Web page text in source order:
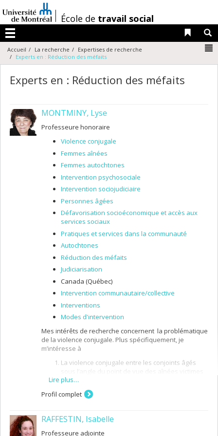
au
contenu
/École de travail social
Menu
Liens
Accueil La recherche
Expertises de recherche
Experts en : Réduction des méfaits
Experts en : Réduction des méfaits
MONTMINY, Lyse
Professeure honoraire
Violence conjugale
Femmes aînées
Femmes autochtones
Intervention psychosociale
Intervention sociojudiciaire
Personnes âgées
Défavorisation socioéconomique et accès aux
services sociaux
Pratiques et services dans la communauté
Autochtones
Réduction des méfaits
Judiciarisation
Canada (Québec)
Intervention communautaire/collective
Interventions
Modes d'intervention
Mes intérêts de recherche concernent la problématique
de la violence conjugale. Plus spécifiquement, je
m’intéresse à
La violence conjugale entre les conjoints âgés
sous l’angle du point de vue des aînées victimes
de la violence du conjoint eu égard aux services
reçus et aux services à privilégier pour leur venir
en aide mais aussi du côté des intervenants
interventions réalisées auprès des aînées;
Lire plus…
Profil complet
RAFFESTIN, Isabelle
Professeure adjointe